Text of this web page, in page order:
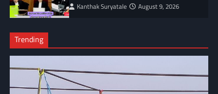
Kanthak Suryatale August 9, 2026
Trending